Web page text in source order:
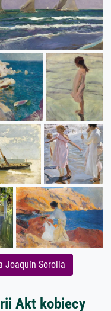
Joaquín Sorolla
Akt kobiecy